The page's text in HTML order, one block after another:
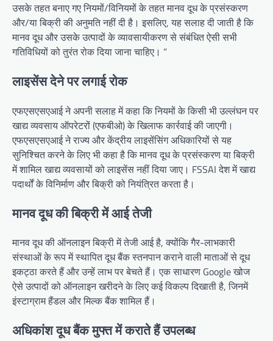
उसके तहत बनाए गए नियमों/विनियमों के तहत मानव दूध के प्रसंस्करण
और/या बिक्री की अनुमति नहीं दी है। इसलिए, यह सलाह दी जाती है कि
मानव दूध और उसके उत्पादों के व्यावसायीकरण से संबंधित ऐसी सभी
गतिविधियों को तुरंत रोक दिया जाना चाहिए। ”
लाइसेंस देने पर लगाई रोक
एफएसएसएआई ने अपनी सलाह में कहा कि नियमों के किसी भी उल्लंघन पर
खाद्य व्यवसाय ऑपरेटरों (एफबीओ) के खिलाफ कार्रवाई की जाएगी।
एफएसएसएआई ने राज्य और केंद्रीय लाइसेंसिंग अधिकारियों से यह
सुनिश्चित करने के लिए भी कहा है कि मानव दूध के प्रसंस्करण या बिक्री
में शामिल खाद्य व्यवसायों को लाइसेंस नहीं दिया जाए। FSSAI देश में खाद्य
पदार्थों के विनिर्माण और बिक्री को नियंत्रित करता है।
मानव दूध की बिक्री में आई तेजी
मानव दूध की ऑनलाइन बिक्री में तेजी आई है, क्योंकि गैर-लाभकारी
संस्थाओं के रूप में स्थापित दूध बैंक स्तनपान कराने वाली माताओं से दूध
इकट्ठा करते हैं और उन्हें लाभ पर बेचते हैं। एक साधारण Google खोज
ऐसे उत्पादों को ऑनलाइन खरीदने के लिए कई विकल्प दिखाती है, जिनमें
इंस्टाग्राम हैंडल और मिल्क बैंक शामिल हैं।
अधिकांश दूध बैंक मुफ्त में कराते हैं उपलब्ध